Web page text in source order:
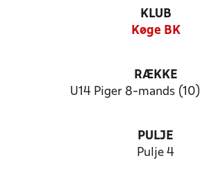
KLUB
Køge BK
RÆKKE
U14 Piger 8-mands
PULJE
Pulje 4